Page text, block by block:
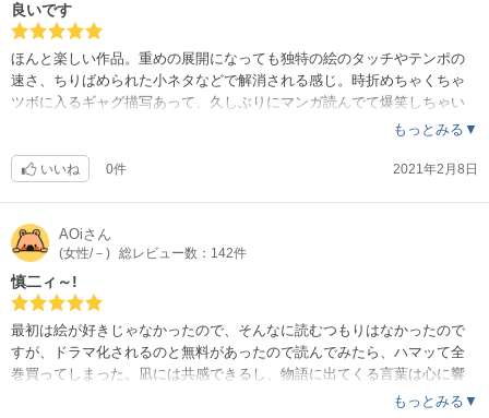
良いです
ほんと楽しい作品。重めの展開になっても独特の絵のタッチやテンポの
速さ、ちりばめられた小ネタなどで解消される感じ。時折めちゃくちゃ
ツボに入るギャグ描写あって、久しぶりにマンガ読んでて爆笑しちゃい
もっとみる▼
いいね 0件 2021年2月8日
AOiさん
(女性/－) 総レビュー数：142件
慎二ィ～!
最初は絵が好きじゃなかったので、そんなに読むつもりはなかったので
すが、ドラマ化されるのと無料があったので読んでみたら、ハマッて全
巻買ってしまった。凪には共感できるし、物語に出てくる言葉は心に響
きます。あと、クズと思っていた慎二が途中から憎めない奴で、応援し
もっとみる▼